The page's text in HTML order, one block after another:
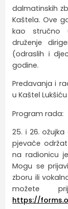
dalmatinskih
Kaštela. Ove
kao stručno
druženje
(odraslih i
godine.
Predavanja i
u Kaštel
Program rada:
25. i 26.
pjevače
na radionicu
Mogu se
zboru ili
možete
https://